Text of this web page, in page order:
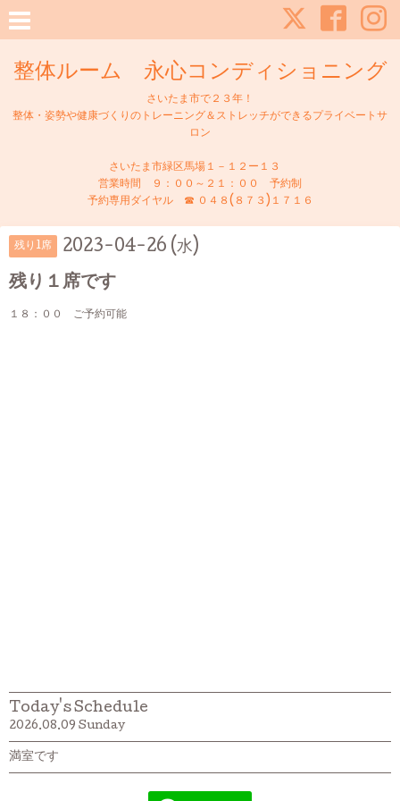
整体ルーム 永心コンディショニング
さいたま市で２３年！
整体・姿勢や健康づくりのトレーニング＆ストレッチができるプライベートサ
ロン
さいたま市緑区馬場１－１２ー１３
営業時間 ９：００～２１：００ 予約制
予約専用ダイヤル ☎ ０４８(８７３)１７１６
残り1席 2023-04-26 (水)
残り１席です
１８：００ ご予約可能
Today's Schedule
2026.08.09 Sunday
満室です